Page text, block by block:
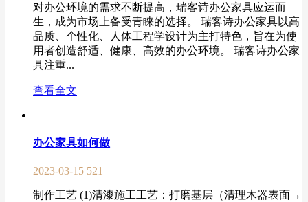
对办公环境的需求不断提高，瑞客诗办公家具应运而
生，成为市场上备受青睐的选择。 瑞客诗办公家具以高
品质、个性化、人体工程学设计为主打特色，旨在为使
用者创造舒适、健康、高效的办公环境。 瑞客诗办公家
具注重...
查看全文
办公家具如何做
2023-03-15 521
制作工艺 (1)清漆施工工艺：打磨基层（清理木器表面→